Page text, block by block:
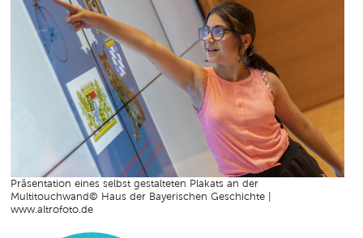
Präsentation eines selbst gestalteten Plakats an der
Multitouchwand© Haus der Bayerischen Geschichte |
www.altrofoto.de